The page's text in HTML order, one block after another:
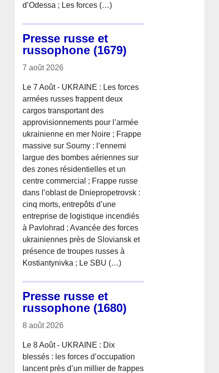
d’Odessa ; Les forces (…)
Presse russe et
russophone (1679)
7 août 2026
Le 7 Août - UKRAINE : Les forces
armées russes frappent deux
cargos transportant des
approvisionnements pour l’armée
ukrainienne en mer Noire ; Frappe
massive sur Soumy : l’ennemi
largue des bombes aériennes sur
des zones résidentielles et un
centre commercial ; Frappe russe
dans l’oblast de Dniepropetrovsk :
cinq morts, entrepôts d’une
entreprise de logistique incendiés
à Pavlohrad ; Avancée des forces
ukrainiennes près de Sloviansk et
présence de troupes russes à
Kostiantynivka ; Le SBU (…)
Presse russe et
russophone (1680)
8 août 2026
Le 8 Août - UKRAINE : Dix
blessés : les forces d’occupation
lancent près d’un millier de frappes